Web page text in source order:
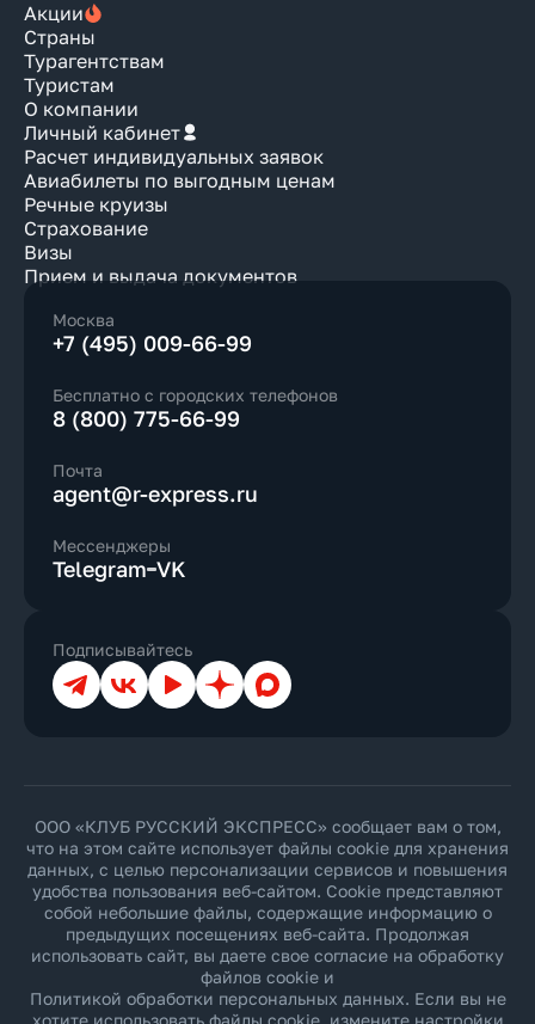
Акции
Страны
Турагентствам
Туристам
О компании
Личный кабинет
Расчет индивидуальных заявок
Авиабилеты по выгодным ценам
Речные круизы
Страхование
Визы
Прием и выдача документов
Москва
+7 (495) 009-66-99
Бесплатно с городских телефонов
8 (800) 775-66-99
Почта
agent@r-express.ru
Мессенджеры
Telegram VK
Подписывайтесь
ТелеграмВКонтакте
YouTubeДзен Max
ООО «КЛУБ РУССКИЙ ЭКСПРЕСС» сообщает вам о том,
что на этом сайте использует файлы cookie для хранения
данных, с целью персонализации сервисов и повышения
удобства пользования веб-сайтом. Cookie представляют
собой небольшие файлы, содержащие информацию о
предыдущих посещениях веб-сайта. Продолжая
использовать сайт, вы даете свое согласие на обработку
файлов cookie и
Политикой обработки персональных данных. Если вы не
хотите использовать файлы cookie, измените настройки